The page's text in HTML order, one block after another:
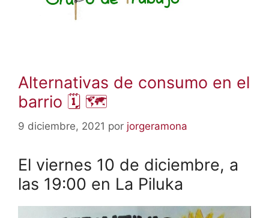
Alternativas de consumo en el
barrio 🗓 🗺
9 diciembre, 2021 por jorgeramona
El viernes 10 de diciembre, a
las 19:00 en La Piluka